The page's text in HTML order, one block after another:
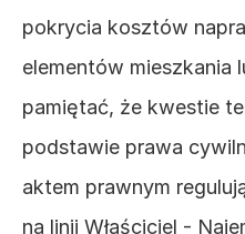
pokrycia kosztów
elementów mieszkania
pamiętać, że kwestie
podstawie prawa
aktem prawnym
na linii Właściciel -